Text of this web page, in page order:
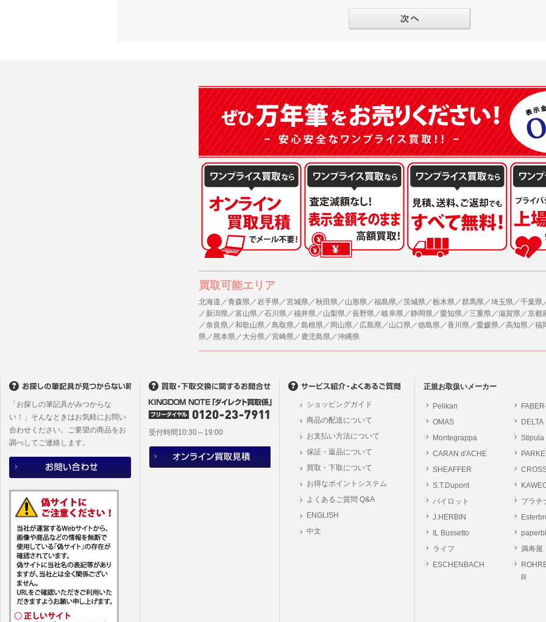
(2)法令等により開示を求められた場合。
(3)ご本人または公衆の生命、身体又は財産の保護のために必要がある場合であって、本人の同
(4)国の機関若しくは地方公共団体又はその委託を受けた者が法令の定める事務を遂行すること
本人の同意を得ることにより当該事務の遂行に支障を及ぼすおそれがあるとき。
(5)業務を円滑に進めるために、外部業者に個人データの一部又は全部の処理を委託する場合（
の安全管理が図られるように、委託先に対する必要かつ適切な監督を行ないます）。
当社への個人情報の提供はお客様の任意ですが、必要な個人情報をご提供いただけない場合、
ますのでご了承下さい。
５．ご本人が容易に知覚できない方法による個人情報の取得
当社ホームページでは、利用者が当社ホームページに再訪問される際、より便利に当社ホーム
また利用者の統計的分析のため、または掲載された広告にクッキーを使用する場合があります。
６．個人情報に関するお問合せ対応
(1)当社は、当社の保有する個人データに関し、ご本人から利用目的の通知，開示，内容の訂正
者への提供の停止の請求などがあれば、ご本人の確認をさせていただいた上で、速やかに対応
するご質問、ご相談にも対応いたします。尚、シュッピン会員のお客様は、当社が保有する個
があります。
シュッピン株式会
買取可能エリア
北海道／青森県／岩手県／宮城県／秋田県／山形県／福島県／茨城県／栃木県／群馬県／埼玉県／千葉県
／新潟県／富山県／石川県／福井県／山梨県／長野県／岐阜県／静岡県／愛知県／三重県／滋賀県／京都
／奈良県／和歌山県／鳥取県／島根県／岡山県／広島県／山口県／徳島県／香川県／愛媛県／高知県／福
県／熊本県／大分県／宮崎県／鹿児島県／沖縄県
正規お取扱いメーカー
Pelikan
OMAS
DELTA
Montegrappa
Stipula
CARAN d'ACHE
SHEAFFER
S.T.Dupont
パイロット
プラチ
J.HERBIN
IL Bussetto
ライフ
満寿屋
ESCHENBACH
R
「お探しの筆記具がみつからな
い！」そんなときはお気軽にお問い
合わせください。ご要望の商品をお
調べしてご連絡します。
受付時間10:30～19:00
ショッピングガイド
商品の配送について
お支払い方法について
保証・返品について
買取・下取について
お得なポイントシステム
よくあるご質問 Q&A
ENGLISH
中文